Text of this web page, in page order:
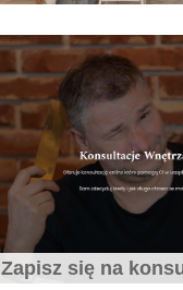
10 błędów w
Zapisz się na